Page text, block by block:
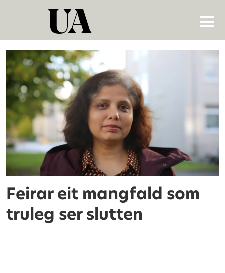
Tag:
urban
ecological
planning
Feirar eit mangfald som
truleg ser slutten